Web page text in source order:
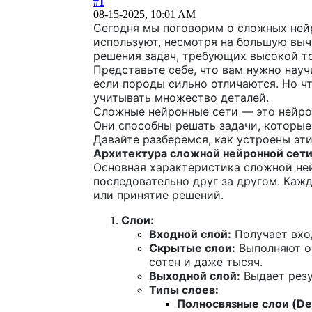
08-15-2025, 10:01 AM
Сегодня мы поговорим о сложных
используют, несмотря на большую
решения задач, требующих высокой
Представьте себе, что вам нужно
если породы сильно отличаются. Но
учитывать множество деталей.
Сложные нейронные сети — это
Они способны решать задачи,
Давайте разберемся, как устроены
Архитектура сложной нейронной
Основная характеристика сложной
последовательно друг за другом.
или принятие решений.
Слои:
Входной слой: Получает
Скрытые слои: Выполняют
сотен и даже тысяч.
Выходной слой: Выдает
Типы слоев:
Полносвязные слои